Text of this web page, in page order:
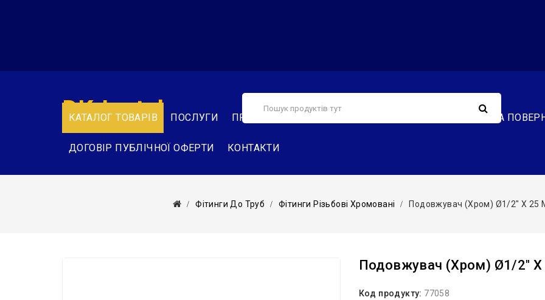
КАТАЛОГ ТОВАРІВ ПОСЛУГИ ПРО НАС ОБМІН ТА
ДОГОВІР ПУБЛІЧНОЇ ОФЕРТИ КОНТАКТИ
DK-Instal
Фітинги До Труб Фітинги Різьбові Хромовані Подовжувач (хром) Ø1/2″ X 25
Подовжувач (хром) Ø1/2″
Код продукту: 77058